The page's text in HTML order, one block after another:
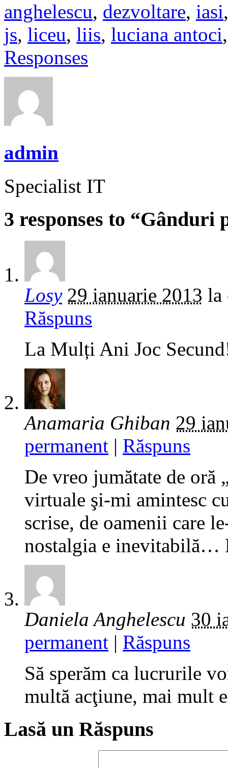
anghelescu, dezvoltare, iasi
js, liceu, liis, luciana antoci
Responses
admin
Specialist IT
3 responses to “Gânduri
Losy 29 ianuarie 2013 la
Răspuns
La Mulți Ani Joc
Anamaria Ghiban 29
permanent | Răspuns
De vreo jumătate de oră
virtuale şi-mi amintesc
scrise, de oamenii care
nostalgia e inevitabilă…
Daniela Anghelescu 30
permanent | Răspuns
Să sperăm ca lucrurile
multă acţiune, mai mult
Lasă un Răspuns